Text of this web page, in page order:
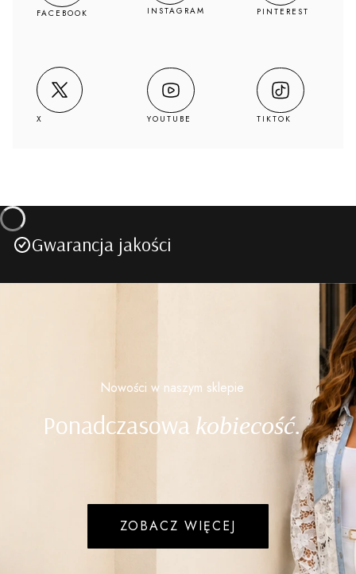
FACEBOOK INSTAGRAM PINTEREST
X YOUTUBE TIKTOK
Gwarancja jakości
Nowości w naszym sklepie
Ponadczasowa kobiecość.
ZOBACZ WIĘCEJ